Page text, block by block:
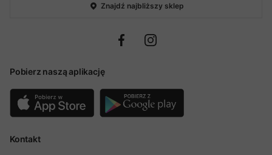
Znajdź najbliższy sklep
Pobierz naszą aplikację
Kontakt